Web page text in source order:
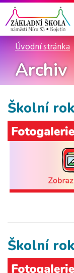
Úvodní stránka
Archiv
Školní
Školní